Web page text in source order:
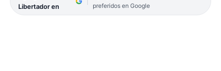
Libertador en
preferidos en Google